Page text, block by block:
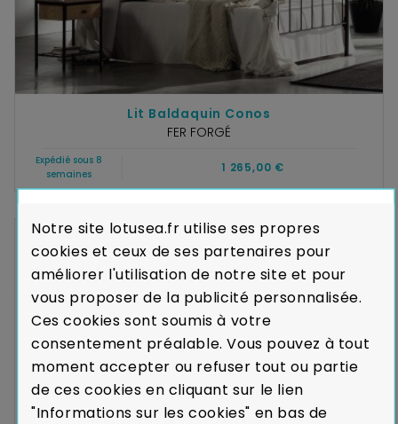
Lit Baldaquin Conos
FER FORGÉ
Expédié sous 8
semaines
1 265,00 €
Notre site lotusea.fr utilise ses propres
cookies et ceux de ses partenaires pour
améliorer l'utilisation de notre site et pour
vous proposer de la publicité personnalisée.
Ces cookies sont soumis à votre
consentement préalable. Vous pouvez à tout
moment accepter ou refuser tout ou partie
de ces cookies en cliquant sur le lien
"Informations sur les cookies" en bas de